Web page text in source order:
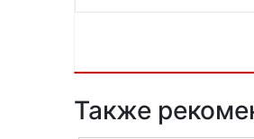
Также